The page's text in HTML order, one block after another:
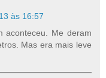
às 16:57
aconteceu. Me deram
Mas era mais leve